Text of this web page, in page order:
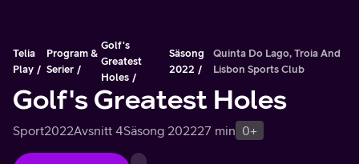
Telia
Play
Program &
Serier
Golf's
Greatest
Holes
Säsong
2022
Quinta Do Lago, Troia And
Lisbon Sports Club
Golf's Greatest Holes
Sport2022Avsnitt 4Säsong 202227 min 0+